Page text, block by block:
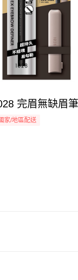
完眉無缺眉
家/地區配送